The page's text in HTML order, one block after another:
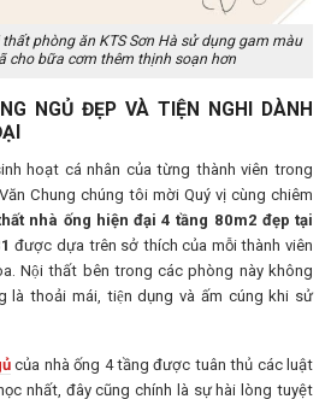
phòng ăn KTS Sơn Hà sử dụng gam màu
cho bữa cơm thêm thịnh soạn hơn
NGỦ ĐẸP VÀ TIỆN NGHI DÀNH
hoạt cá nhân của từng thành viên trong
Chung chúng tôi mời Quý vị cùng chiêm
nhà ống hiện đại 4 tầng 80m2 đẹp tại
được dựa trên sở thích của mỗi thành viên
Nội thất bên trong các phòng này không
là thoải mái, tiện dụng và ấm cúng khi sử
của nhà ống 4 tầng được tuân thủ các luật
nhất, đây cũng chính là sự hài lòng tuyệt